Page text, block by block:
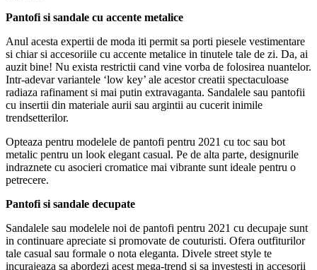
Pantofi si sandale cu accente metalice
Anul acesta expertii de moda iti permit sa porti piesele vestimentare
si chiar si accesoriile cu accente metalice in tinutele tale de zi. Da, ai
auzit bine! Nu exista restrictii cand vine vorba de folosirea nuantelor.
Intr-adevar variantele ‘low key’ ale acestor creatii spectaculoase
radiaza rafinament si mai putin extravaganta. Sandalele sau pantofii
cu insertii din materiale aurii sau argintii au cucerit inimile
trendsetterilor.
Opteaza pentru modelele de pantofi pentru 2021 cu toc sau bot
metalic pentru un look elegant casual. Pe de alta parte, designurile
indraznete cu asocieri cromatice mai vibrante sunt ideale pentru o
petrecere.
Pantofi si sandale decupate
Sandalele sau modelele noi de pantofi pentru 2021 cu decupaje sunt
in continuare apreciate si promovate de couturisti. Ofera outfiturilor
tale casual sau formale o nota eleganta. Divele street style te
incurajeaza sa abordezi acest mega-trend si sa investesti in accesorii